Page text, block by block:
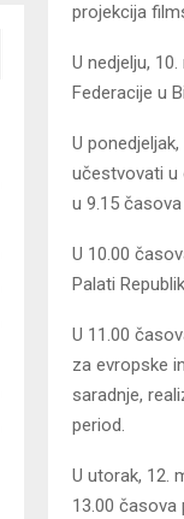
projekcija
U nedjelju,
Federacije u
U
učestvovati u
u 9.15
U 10.00
Palati
U 11.00
za evropske
saradnje,
period.
U utorak, 12.
13.00 časova